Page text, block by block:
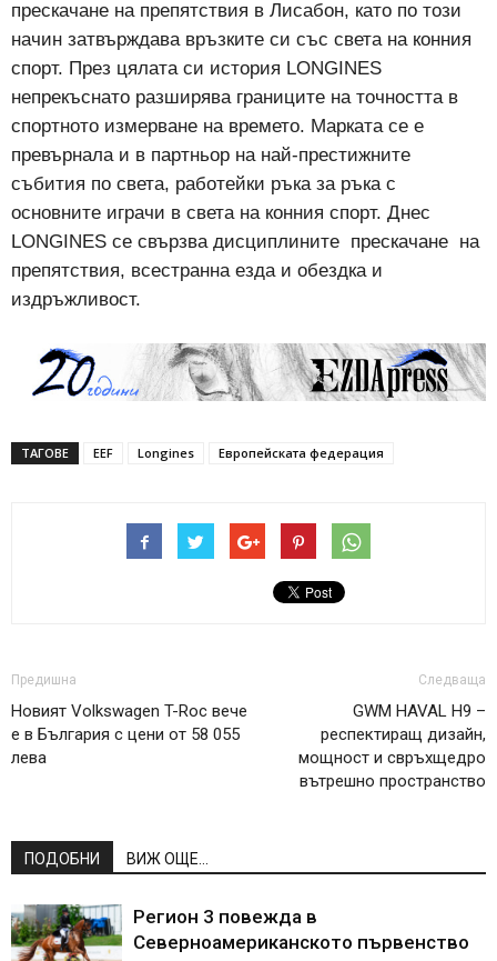
прескачане на препятствия в Лисабон, като по този
начин затвърждава връзките си със света на конния
спорт. През цялата си история LONGINES
непрекъснато разширява границите на точността в
спортното измерване на времето. Марката се е
превърнала и в партньор на най-престижните
събития по света, работейки ръка за ръка с
основните играчи в света на конния спорт. Днес
LONGINES се свързва дисциплините прескачане на
препятствия, всестранна езда и обездка и
издръжливост.
ТАГОВЕ EEF Longines Европейската федерация
Предишна
Новият Volkswagen T-Roc вече
е в България с цени от 58 055
лева
Следваща
GWM HAVAL H9 –
респектиращ дизайн,
мощност и свръхщедро
вътрешно пространство
ПОДОБНИ ВИЖ ОЩЕ...
Регион 3 повежда в
Северноамериканското първенство